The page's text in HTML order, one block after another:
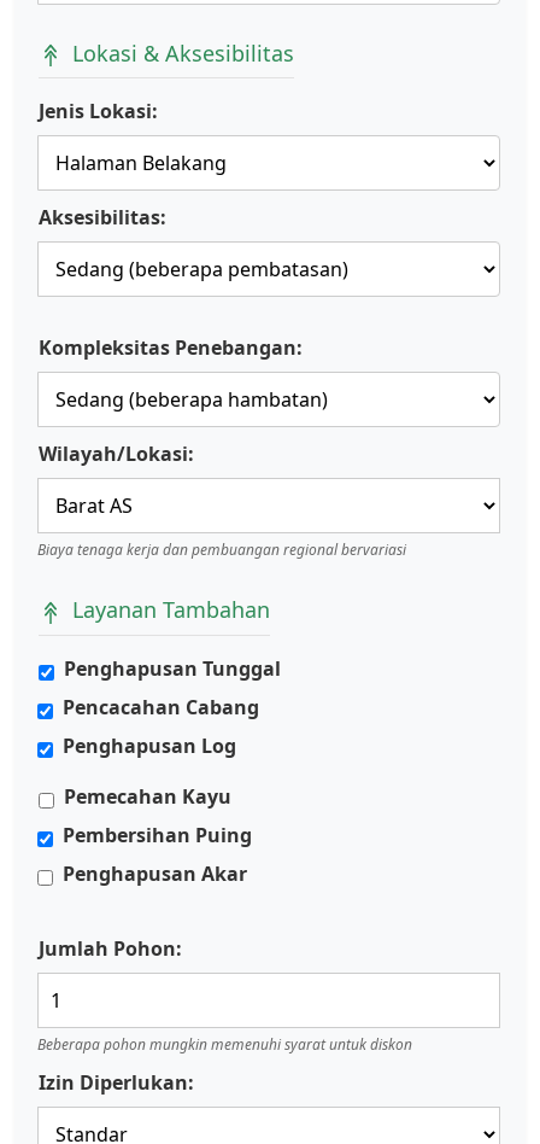
Lokasi & Aksesibilitas
Jenis Lokasi:
Aksesibilitas:
Kompleksitas Penebangan:
Wilayah/Lokasi:
Biaya tenaga kerja dan pembuangan regional bervariasi
Layanan Tambahan
Penghapusan Tunggal
Pencacahan Cabang
Penghapusan Log
Pemecahan Kayu
Pembersihan Puing
Penghapusan Akar
Jumlah Pohon:
Beberapa pohon mungkin memenuhi syarat untuk diskon
Izin Diperlukan: